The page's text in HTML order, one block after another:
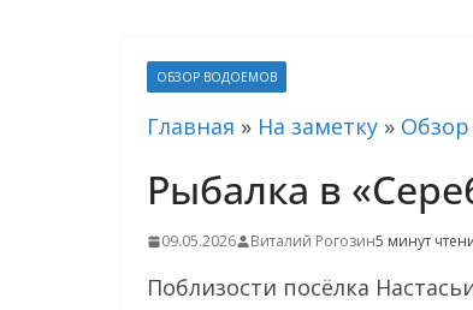
ОБЗОР ВОДОЕМОВ
Главная » На заметку »
Рыбалка в
09.05.2026 Виталий Рогозин5 минут
Поблизости посёлка